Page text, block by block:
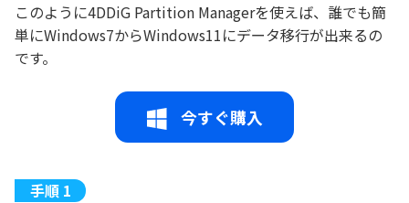
このように4DDiG Partition Managerを使えば、誰でも簡
単にWindows7からWindows11にデータ移行が出来るの
です。
今すぐ購入